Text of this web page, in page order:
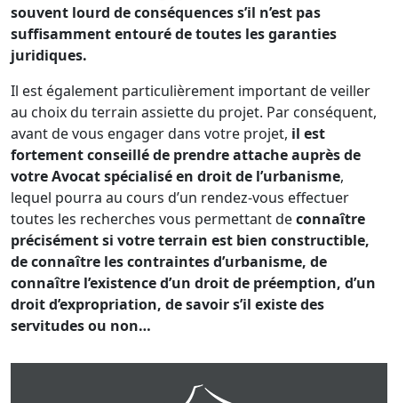
souvent lourd de conséquences s’il n’est pas
suffisamment entouré de toutes les garanties
juridiques.
Il est également particulièrement important de veiller
au choix du terrain assiette du projet. Par conséquent,
avant de vous engager dans votre projet, il est
fortement conseillé de prendre attache auprès de
votre Avocat spécialisé en droit de l’urbanisme,
lequel pourra au cours d’un rendez-vous effectuer
toutes les recherches vous permettant deconnaître
précisément si votre terrain est bien constructible,
de connaître les contraintes d’urbanisme, de
connaître l’existence d’un droit de préemption, d’un
droit d’expropriation, de savoir s’il existe des
servitudes ou non…